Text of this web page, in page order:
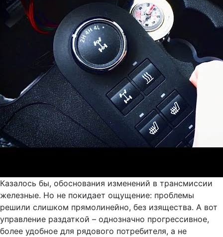
Казалось бы, обоснования изменений в трансмиссии
железные. Но не покидает ощущение: проблемы
решили слишком прямолинейно, без изящества. А вот
управление раздаткой – однозначно прогрессивное,
более удобное для рядового потребителя, а не